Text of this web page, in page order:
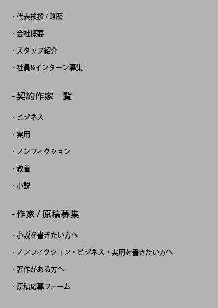
代表挨拶 / 略歴
会社概要
スタッフ紹介
社員&インターン募集
契約作家一覧
ビジネス
実用
ノンフィクション
教養
小説
作家 / 原稿募集
小説を書きたい方へ
ノンフィクション・ビジネス・実用を書きたい方へ
著作がある方へ
原稿応募フォーム